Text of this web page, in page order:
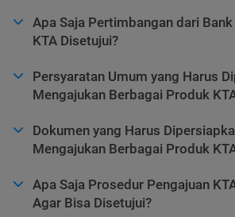
Apa Saja Pertimbangan dari
KTA Disetujui?
Persyaratan Umum yang Harus
Mengajukan Berbagai Produk
Dokumen yang Harus
Mengajukan Berbagai Produk
Apa Saja Prosedur Pengajuan
Agar Bisa Disetujui?